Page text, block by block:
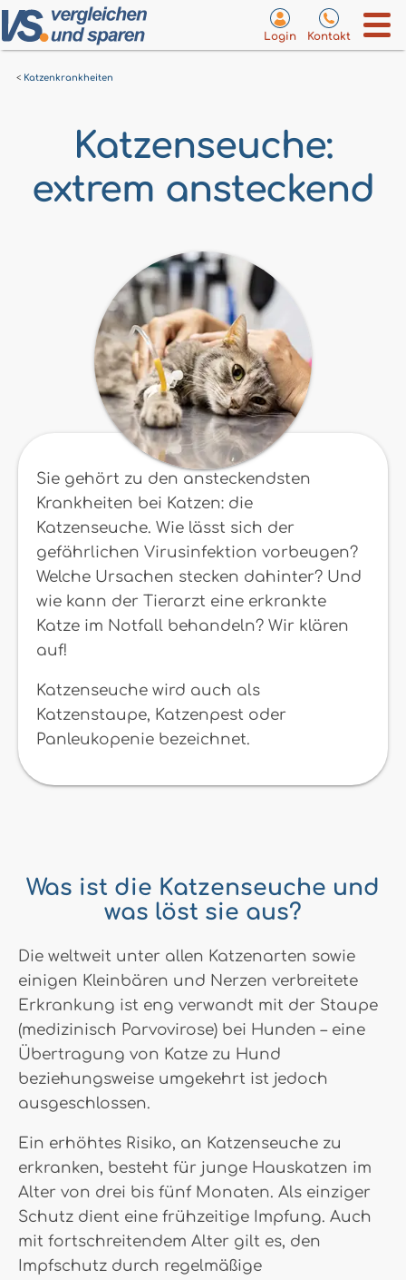
Login Kontakt
Katzenkrankheiten
Katzenseuche:
extrem ansteckend
Sie gehört zu den ansteckendsten
Krankheiten bei Katzen: die
Katzenseuche. Wie lässt sich der
gefährlichen Virusinfektion vorbeugen?
Welche Ursachen stecken dahinter? Und
wie kann der Tierarzt eine erkrankte
Katze im Notfall behandeln? Wir klären
auf!
Katzenseuche wird auch als
Katzenstaupe, Katzenpest oder
Panleukopenie bezeichnet.
Was ist die Katzenseuche und
was löst sie aus?
Die weltweit unter allen Katzenarten sowie
einigen Kleinbären und Nerzen verbreitete
Erkrankung ist eng verwandt mit der Staupe
(medizinisch Parvovirose) bei Hunden – eine
Übertragung von Katze zu Hund
beziehungsweise umgekehrt ist jedoch
ausgeschlossen.
Ein erhöhtes Risiko, an Katzenseuche zu
erkranken, besteht für junge Hauskatzen im
Alter von drei bis fünf Monaten. Als einziger
Schutz dient eine frühzeitige Impfung. Auch
mit fortschreitendem Alter gilt es, den
Impfschutz durch regelmäßige